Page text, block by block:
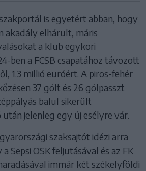
is egyetért abban, hogy
akadály elhárult, máris
a klub egykori
ben a FCSB csapatához távozott
1.3 millió euróért. A piros-fehér
37 gólt és 26 gólpasszt
balul sikerült
jelenleg egy új esélyre vár.
szaksajtót idézi arra
Sepsi OSK feljutásával és az FK
immár két székelyföldi